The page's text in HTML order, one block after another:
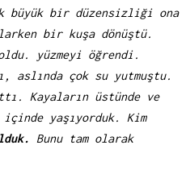
büyük bir düzensizliği ona
bir kuşa dönüştü.
yüzmeyi öğrendi.
çok su yutmuştu.
Kayaların üstünde ve
yaşıyorduk. Kim
Bunu tam olarak